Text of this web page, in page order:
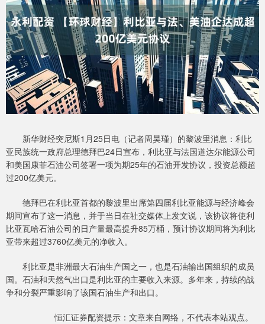
新华财经突尼斯1月25日电（记者周昊瑾）的黎波里消息：利比
亚民族统一政府总理德拜巴24日宣布，利比亚与法国道达尔能源公司
和美国康菲石油公司签署一项为期25年的石油开发协议，投资总额超
过200亿美元。
德拜巴在利比亚首都的黎波里出席第四届利比亚能源与经济峰会
期间宣布了这一消息，并于当日在社交媒体上发文说，该协议将使利
比亚瓦哈石油公司的日产量最高提升85万桶，预计协议期间将为利比
亚带来超过3760亿美元的净收入。
利比亚是非洲最大石油生产国之一，也是石油输出国组织的成员
国。石油和天然气出口是利比亚的主要收入来源。多年来，持续的战
争和分裂严重影响了该国石油生产和出口。
恒汇证券配资提示：文章来自网络，不代表本站观点。